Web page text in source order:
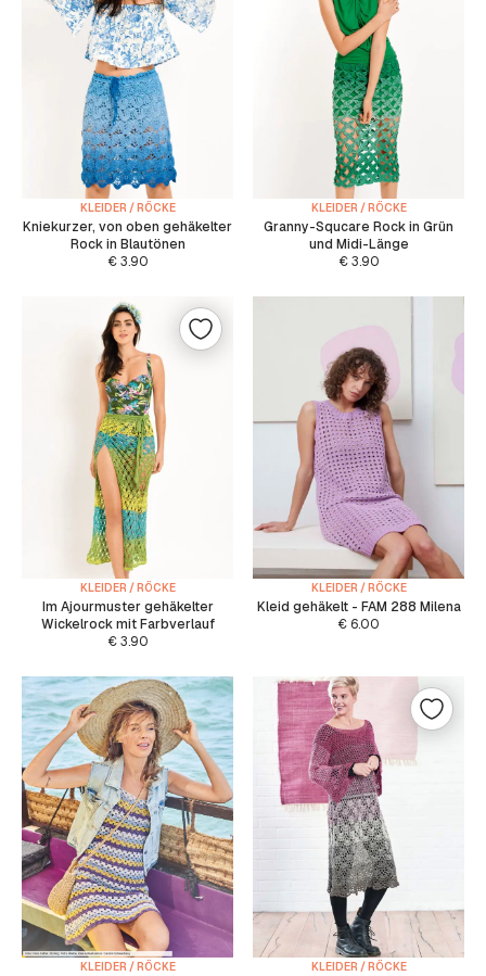
KLEIDER / RÖCKE
Kniekurzer, von oben gehäkelter
Rock in Blautönen
€3.90
KLEIDER / RÖCKE
Granny-Squcare Rock in Grün
und Midi-Länge
€3.90
KLEIDER / RÖCKE
Im Ajourmuster gehäkelter
Wickelrock mit Farbverlauf
€3.90
KLEIDER / RÖCKE
Kleid gehäkelt - FAM 288 Milena
€ 6.00
KLEIDER / RÖCKE KLEIDER / RÖCKE